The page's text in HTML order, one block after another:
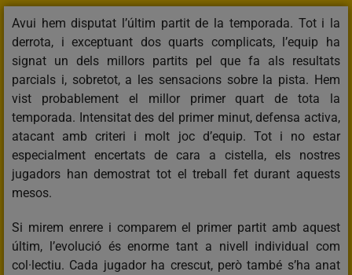
Avui hem disputat l’últim partit de la temporada. Tot i la
derrota, i exceptuant dos quarts complicats, l’equip ha
signat un dels millors partits pel que fa als resultats
parcials i, sobretot, a les sensacions sobre la pista. Hem
vist probablement el millor primer quart de tota la
temporada. Intensitat des del primer minut, defensa activa,
atacant amb criteri i molt joc d’equip. Tot i no estar
especialment encertats de cara a cistella, els nostres
jugadors han demostrat tot el treball fet durant aquests
mesos.
Si mirem enrere i comparem el primer partit amb aquest
últim, l’evolució és enorme tant a nivell individual com
col·lectiu. Cada jugador ha crescut, però també s’ha anat